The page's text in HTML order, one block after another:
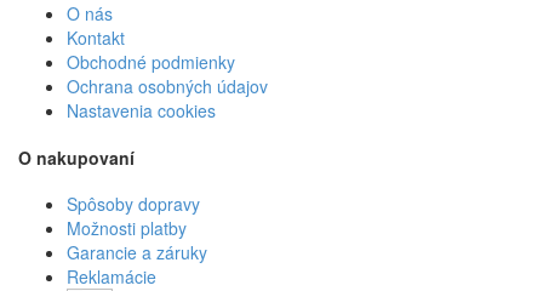
O nás
Kontakt
Obchodné podmienky
Ochrana osobných údajov
Nastavenia cookies
O nakupovaní
Spôsoby dopravy
Možnosti platby
Garancie a záruky
Reklamácie